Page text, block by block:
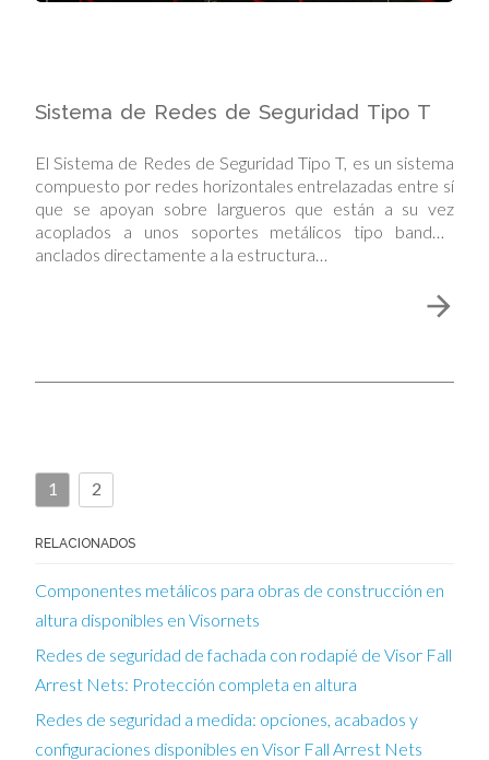
Sistema de Redes de Seguridad Tipo T
El Sistema de Redes de Seguridad Tipo T, es un sistema
compuesto por redes horizontales entrelazadas entre sí
que se apoyan sobre largueros que están a su vez
acoplados a unos soportes metálicos tipo bandeja
anclados directamente a la estructura…
1 2
RELACIONADOS
Componentes metálicos para obras de construcción en
altura disponibles en Visornets
Redes de seguridad de fachada con rodapié de Visor Fall
Arrest Nets: Protección completa en altura
Redes de seguridad a medida: opciones, acabados y
configuraciones disponibles en Visor Fall Arrest Nets